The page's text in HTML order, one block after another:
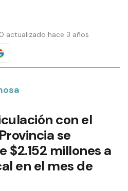
actualizado hace 3 años
con el
se
$2.152 millones a
en el mes de